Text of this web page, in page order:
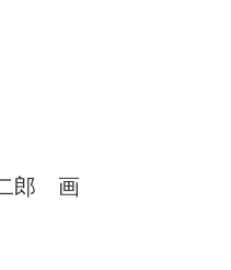
郎 画